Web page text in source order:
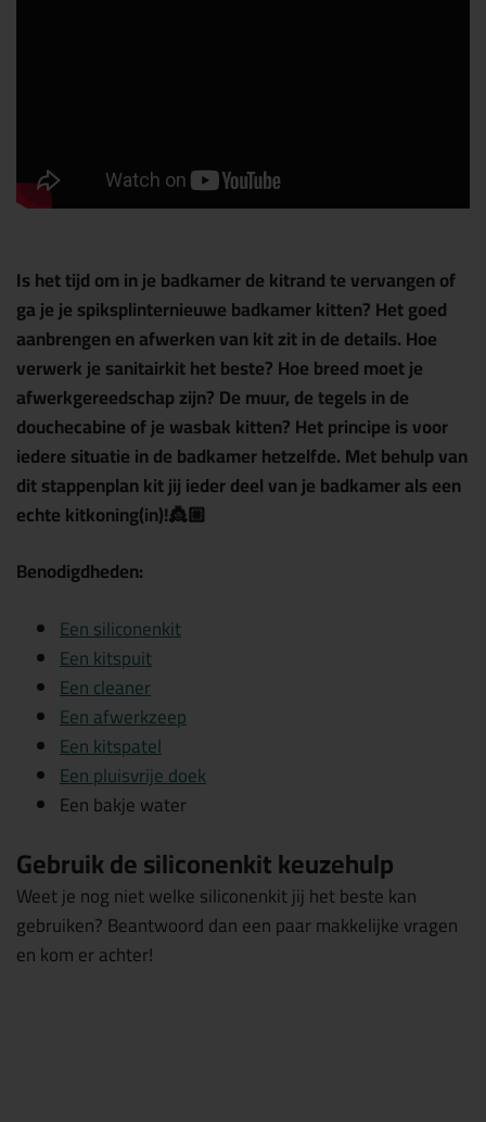
Is het tijd om in je badkamer de kitrand te vervangen of
ga je je spiksplinternieuwe badkamer kitten? Het goed
aanbrengen en afwerken van kit zit in de details. Hoe
verwerk je sanitairkit het beste? Hoe breed moet je
afwerkgereedschap zijn? De muur, de tegels in de
douchecabine of je wasbak kitten? Het principe is voor
iedere situatie in de badkamer hetzelfde. Met behulp van
dit stappenplan kit jij ieder deel van je badkamer als een
echte kitkoning(in)!👸🏼
Benodigdheden:
Een siliconenkit
Een kitspuit
Een cleaner
Een afwerkzeep
Een kitspatel
Een pluisvrije doek
Een bakje water
Gebruik de siliconenkit keuzehulp
Weet je nog niet welke siliconenkit jij het beste kan
gebruiken? Beantwoord dan een paar makkelijke vragen
en kom er achter!